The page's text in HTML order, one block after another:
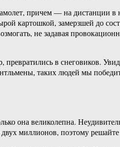
причем — на дистанции в
картошкой, замерзшей до
не задавая
превратились в снеговиков.
таких людей мы
она великолепна.
миллионов, поэтому